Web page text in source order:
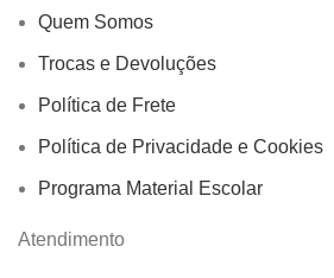
Quem Somos
Trocas e Devoluções
Política de Frete
Política de Privacidade e Cookies
Programa Material Escolar
Atendimento